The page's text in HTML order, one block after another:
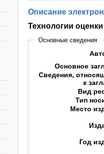
Описание
Технологии
Основные сведения
Основное
Сведения,
к
Вид
Тип
Место
Год